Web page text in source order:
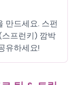
만드세요. 스펀
프런키) 깜박
유하세요!